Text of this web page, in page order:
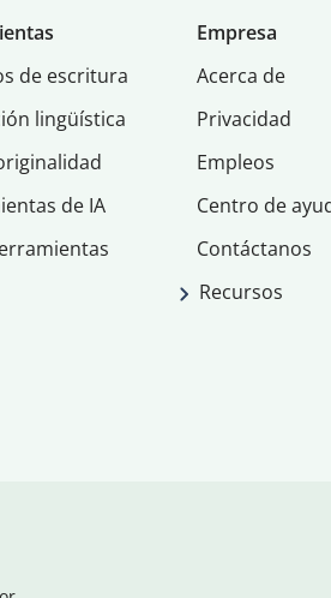
de escritura
lingüística
de IA
Empresa
Acerca de
Privacidad
Empleos
Centro de
Contáctanos
Recursos